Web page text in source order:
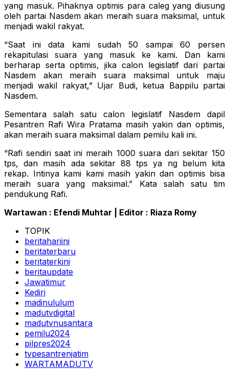
yang masuk. Pihaknya optimis para caleg yang diusung
oleh partai Nasdem akan meraih suara maksimal, untuk
menjadi wakil rakyat.
“Saat ini data kami sudah 50 sampai 60 persen
rekapitulasi suara yang masuk ke kami. Dan kami
berharap serta optimis, jika calon legislatif dari partai
Nasdem akan meraih suara maksimal untuk maju
menjadi wakil rakyat,” Ujar Budi, ketua Bappilu partai
Nasdem.
Sementara salah satu calon legislatif Nasdem dapil
Pesantren Rafi Wira Pratama masih yakin dan optimis,
akan meraih suara maksimal dalam pemilu kali ini.
“Rafi sendiri saat ini meraih 1000 suara dari sekitar 150
tps, dan masih ada sekitar 88 tps ya ng belum kita
rekap. Intinya kami kami masih yakin dan optimis bisa
meraih suara yang maksimal.” Kata salah satu tim
pendukung Rafi.
Wartawan : Efendi Muhtar | Editor : Riaza Romy
TOPIK
beritahariini
beritaterbaru
beritaterkini
beritaupdate
Jawatimur
Kediri
madinululum
madutvdigital
madutvnusantara
pemilu2024
pilpres2024
tvpesantrenjatim
WARTAMADUTV